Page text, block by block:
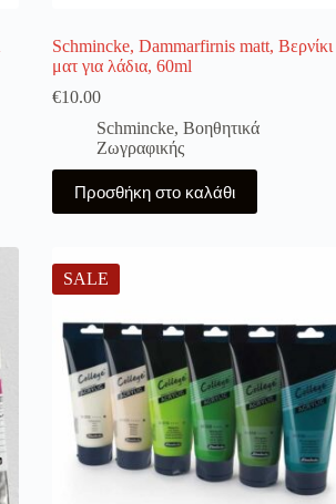
Schmincke, Dammarfirnis matt, Βερνίκι
ματ για λάδια, 60ml
€10.00
Schmincke, Βοηθητικά
Ζωγραφικής
Προσθήκη στο καλάθι
SALE